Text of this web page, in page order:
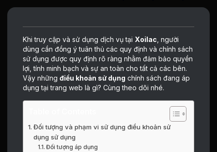
Khi truy cập và sử dụng dịch vụ tại Xoilac , người
dùng cần đồng ý tuân thủ các quy định và chính sách
sử dụng được quy định rõ ràng nhằm đảm bảo quyền
lợi, tính minh bạch và sự an toàn cho tất cả các bên.
Vậy những điều khoản sử dụng chính sách đang áp
dụng tại trang web là gì? Cùng theo dõi nhé.
Đối tượng và phạm vi sử dụng điều khoản sử
dụng sử dụng
Đối tượng áp dụng